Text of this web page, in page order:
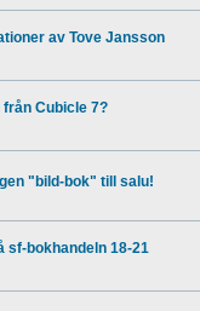
av Tove Jansson
från Cubicle 7?
"bild-bok" till salu!
sf-bokhandeln 18-21